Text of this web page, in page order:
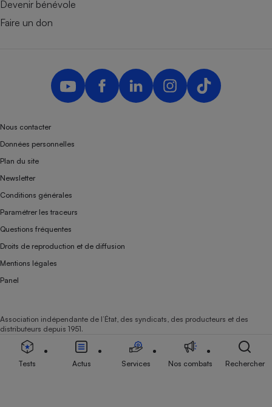
Devenir bénévole
Faire un don
Nous contacter
Données personnelles
Plan du site
Newsletter
Conditions générales
Paramétrer les traceurs
Questions fréquentes
Droits de reproduction et de diffusion
Mentions légales
Panel
Association indépendante de l’État, des syndicats, des producteurs et des
distributeurs depuis 1951.
Tests Actus Services Nos combats Rechercher